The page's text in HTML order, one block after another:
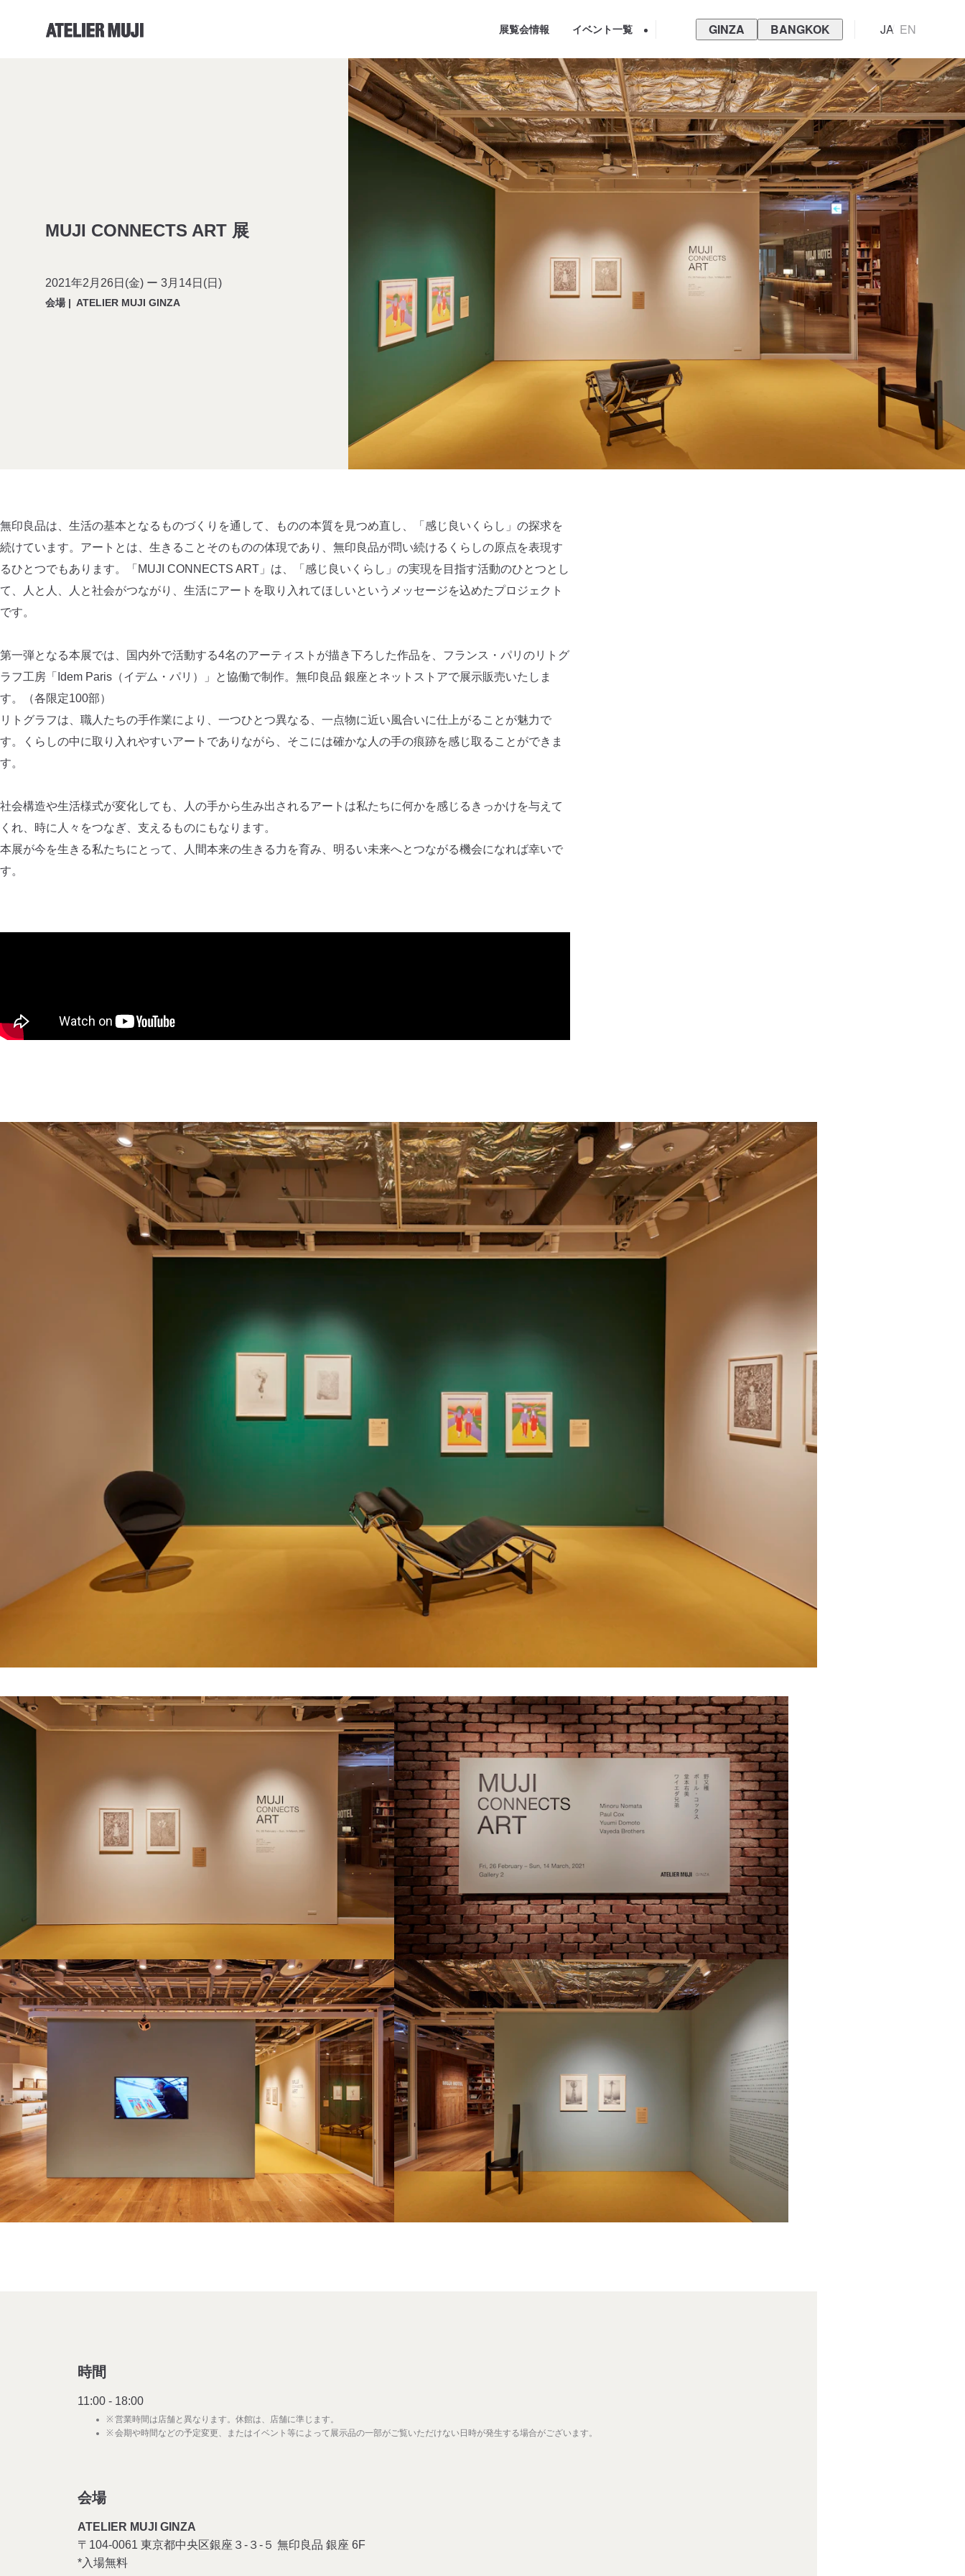
展覧会情報 イベント一覧 GINZA BANGKOK JA EN
MUJI CONNECTS ART 展
2021年2月26日(金) ー 3月14日(日)
会場 | ATELIER MUJI GINZA
無印良品は、生活の基本となるものづくりを通して、ものの本質を見つめ直し、「感じ良いくらし」の探求を
続けています。アートとは、生きることそのものの体現であり、無印良品が問い続けるくらしの原点を表現す
るひとつでもあります。「MUJI CONNECTS ART」は、「感じ良いくらし」の実現を目指す活動のひとつとし
て、人と人、人と社会がつながり、生活にアートを取り入れてほしいというメッセージを込めたプロジェクト
です。
第一弾となる本展では、国内外で活動する4名のアーティストが描き下ろした作品を、フランス・パリのリトグ
ラフ工房「Idem Paris（イデム・パリ）」と協働で制作。無印良品 銀座とネットストアで展示販売いたしま
す。（各限定100部）
リトグラフは、職人たちの手作業により、一つひとつ異なる、一点物に近い風合いに仕上がることが魅力で
す。くらしの中に取り入れやすいアートでありながら、そこには確かな人の手の痕跡を感じ取ることができま
す。
社会構造や生活様式が変化しても、人の手から生み出されるアートは私たちに何かを感じるきっかけを与えて
くれ、時に人々をつなぎ、支えるものにもなります。
本展が今を生きる私たちにとって、人間本来の生きる力を育み、明るい未来へとつながる機会になれば幸いで
す。
時間
11:00 - 18:00
営業時間は店舗と異なります。休館は、店舗に準じます。
会期や時間などの予定変更、またはイベント等によって展示品の一部がご覧いただけない日時が発生する場合がございます。
会場
ATELIER MUJI GINZA
〒104-0061 東京都中央区銀座３-３-５ 無印良品 銀座 6F
*入場無料